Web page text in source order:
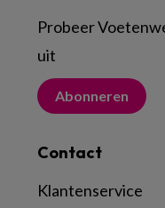
Probeer
uit
Abonneren
Contact
Klantenservice